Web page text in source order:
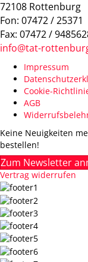
72108 Rottenburg
Fon: 07472 / 25371
Fax: 07472 /
info@tat-
Impressum
Cookie-
AGB
Keine Neuigkeiten
bestellen!
Zum Newsletter
Vertrag widerrufen